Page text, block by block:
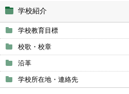
学校紹介
学校教育目標
校歌・校章
沿革
学校所在地・連絡先